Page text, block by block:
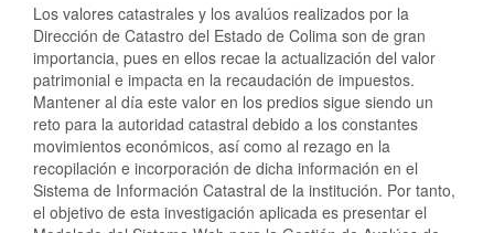
Los valores catastrales y los avalúos realizados por la
Dirección de Catastro del Estado de Colima son de gran
importancia, pues en ellos recae la actualización del valor
patrimonial e impacta en la recaudación de impuestos.
Mantener al día este valor en los predios sigue siendo un
reto para la autoridad catastral debido a los constantes
movimientos económicos, así como al rezago en la
recopilación e incorporación de dicha información en el
Sistema de Información Catastral de la institución. Por tanto,
el objetivo de esta investigación aplicada es presentar el